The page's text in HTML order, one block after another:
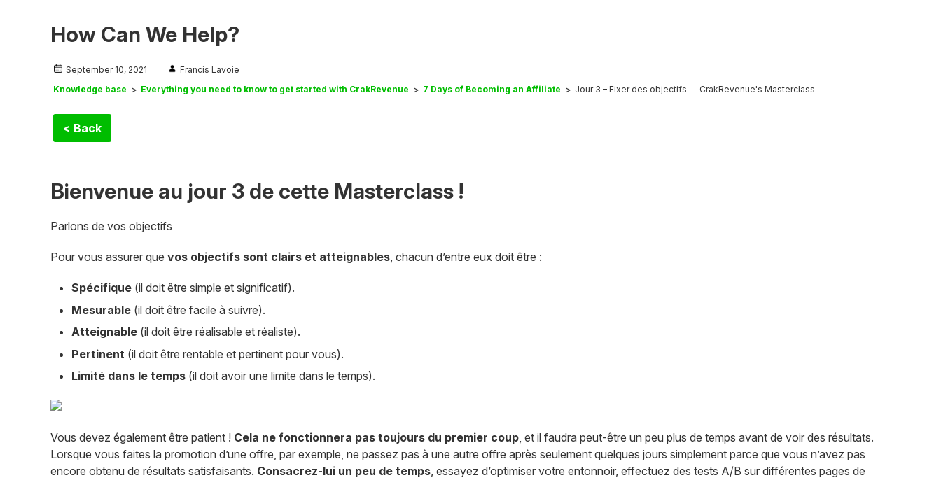
How Can We Help?
September 10, 2021
Francis Lavoie
Knowledge base
Everything you need to know to get started with CrakRevenue 7 Days of Becoming an Affiliate Jour 3 – Fixer des objectifs — CrakRevenue's Masterclass
< Back
Bienvenue au jour 3 de cette Masterclass !
Parlons de vos objectifs
Pour vous assurer que vos objectifs sont clairs et atteignables, chacun d’entre eux doit être :
Spécifique (il doit être simple et significatif).
Mesurable (il doit être facile à suivre).
Atteignable (il doit être réalisable et réaliste).
Pertinent (il doit être rentable et pertinent pour vous).
Limité dans le temps (il doit avoir une limite dans le temps).
Vous devez également être patient ! Cela ne fonctionnera pas toujours du premier coup, et il faudra peut-être un peu plus de temps avant de voir des résultats.
Lorsque vous faites la promotion d’une offre, par exemple, ne passez pas à une autre offre après seulement quelques jours simplement parce que vous n’avez pas
encore obtenu de résultats satisfaisants. Consacrez-lui un peu de temps, essayez d’optimiser votre entonnoir, effectuez des tests A/B sur différentes pages de